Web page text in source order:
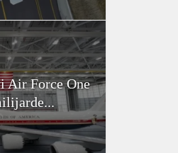
Air Force One